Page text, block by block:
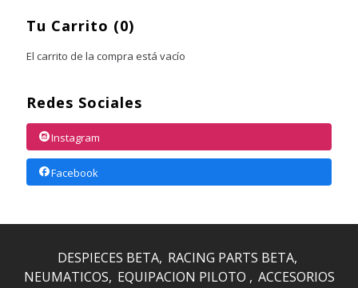
Tu Carrito (0)
El carrito de la compra está vacío
Redes Sociales
Instagram
Facebook
DESPIECES BETA RACING PARTS BETA
NEUMATICOS EQUIPACION PILOTO
ACCESORIOS